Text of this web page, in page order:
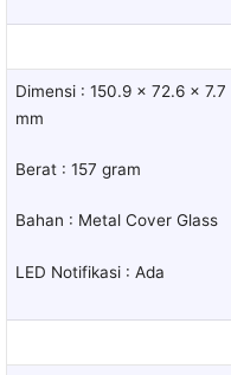
Dimensi : 150.9 x 72.6 x 7.7
mm
Berat : 157 gram
Bahan : Metal Cover Glass
LED Notifikasi : Ada